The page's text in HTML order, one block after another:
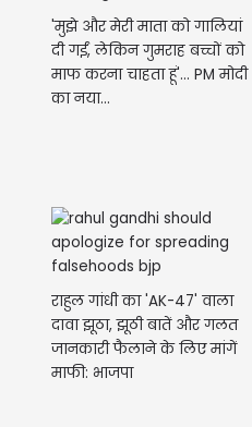
'मुझे और मेरी माता को गालियां
दी गईं, लेकिन गुमराह बच्चों को
माफ करना चाहता हूं'... PM मोदी
का नया...
राहुल गांधी का 'AK-47' वाला
दावा झूठा, झूठी बातें और गलत
जानकारी फैलाने के लिए मांगें
माफी: भाजपा